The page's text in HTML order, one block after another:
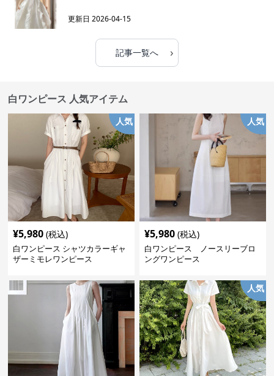
更新日2026-04-15
記事一覧へ ›
白ワンピース 人気アイテム
人気
¥5,980 (税込)
白ワンピース シャツカラーギャ
ザーミモレワンピース
人気
¥5,980 (税込)
白ワンピース ノースリーブロ
ングワンピース
人気